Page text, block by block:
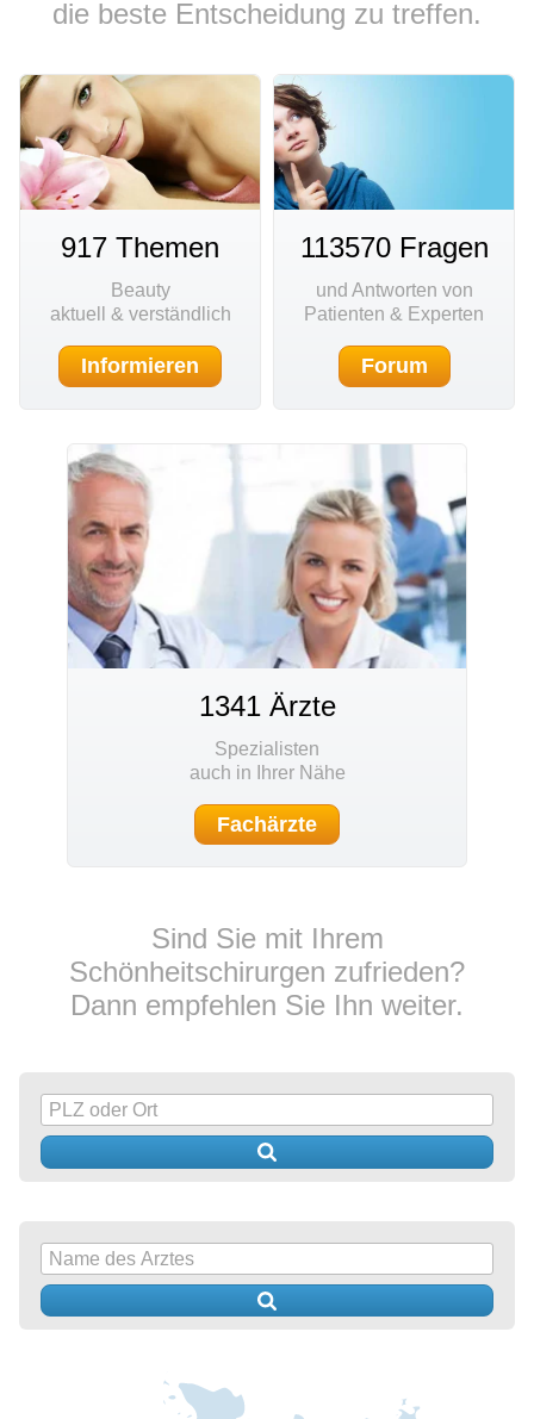
die beste Entscheidung zu treffen.
917 Themen
Beauty
aktuell & verständlich
Informieren
113570 Fragen
und Antworten von
Patienten & Experten
Forum
1341 Ärzte
Spezialisten
auch in Ihrer Nähe
Fachärzte
Sind Sie mit Ihrem
Schönheitschirurgen zufrieden?
Dann empfehlen Sie Ihn weiter.